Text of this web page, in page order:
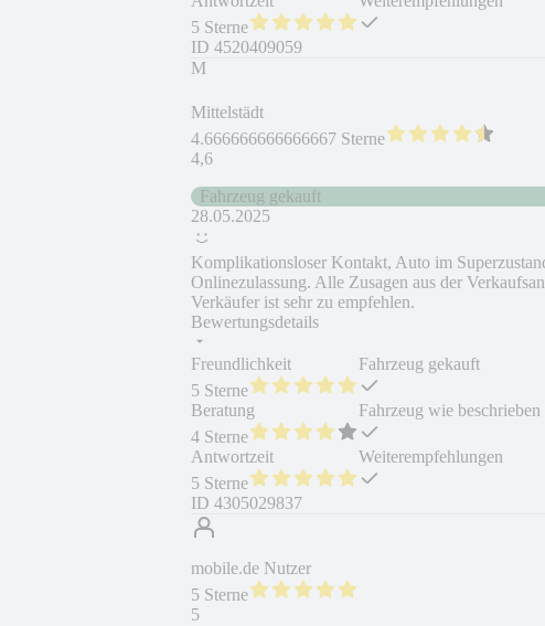
5 Sterne
ID 4520409059
M
Mittelstädt
4.666666666666667 Sterne
4,6
Fahrzeug gekauft
28.05.2025
Komplikationsloser Kontakt, Auto im
Onlinezulassung. Alle Zusagen aus der
Verkäufer ist sehr zu empfehlen.
Bewertungsdetails
Freundlichkeit
5 Sterne
Beratung
4 Sterne
Antwortzeit
5 Sterne
Fahrzeug gekauft
Fahrzeug wie beschrieben
Weiterempfehlungen
ID 4305029837
mobile.de Nutzer
5 Sterne
5